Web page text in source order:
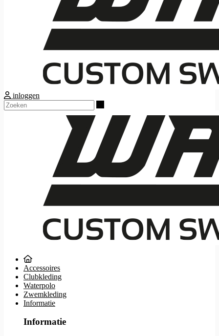
inloggen
Accessoires
Clubkleding
Waterpolo
Zwemkleding
Informatie
Informatie